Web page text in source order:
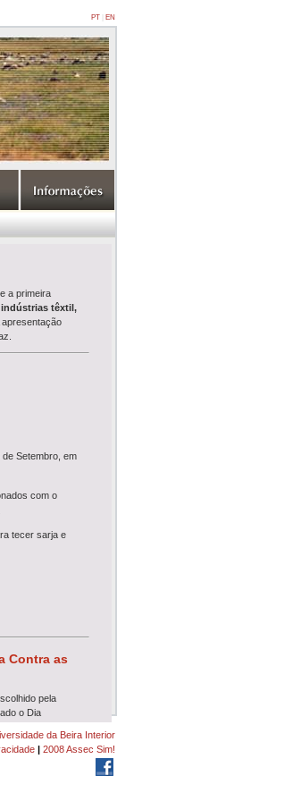
PT| EN
a primeira
têxtil,
Setembro, em
com o
tecer sarja e
Contra as
pela
o Dia
da Beira Interior
| 2008 Assec Sim!